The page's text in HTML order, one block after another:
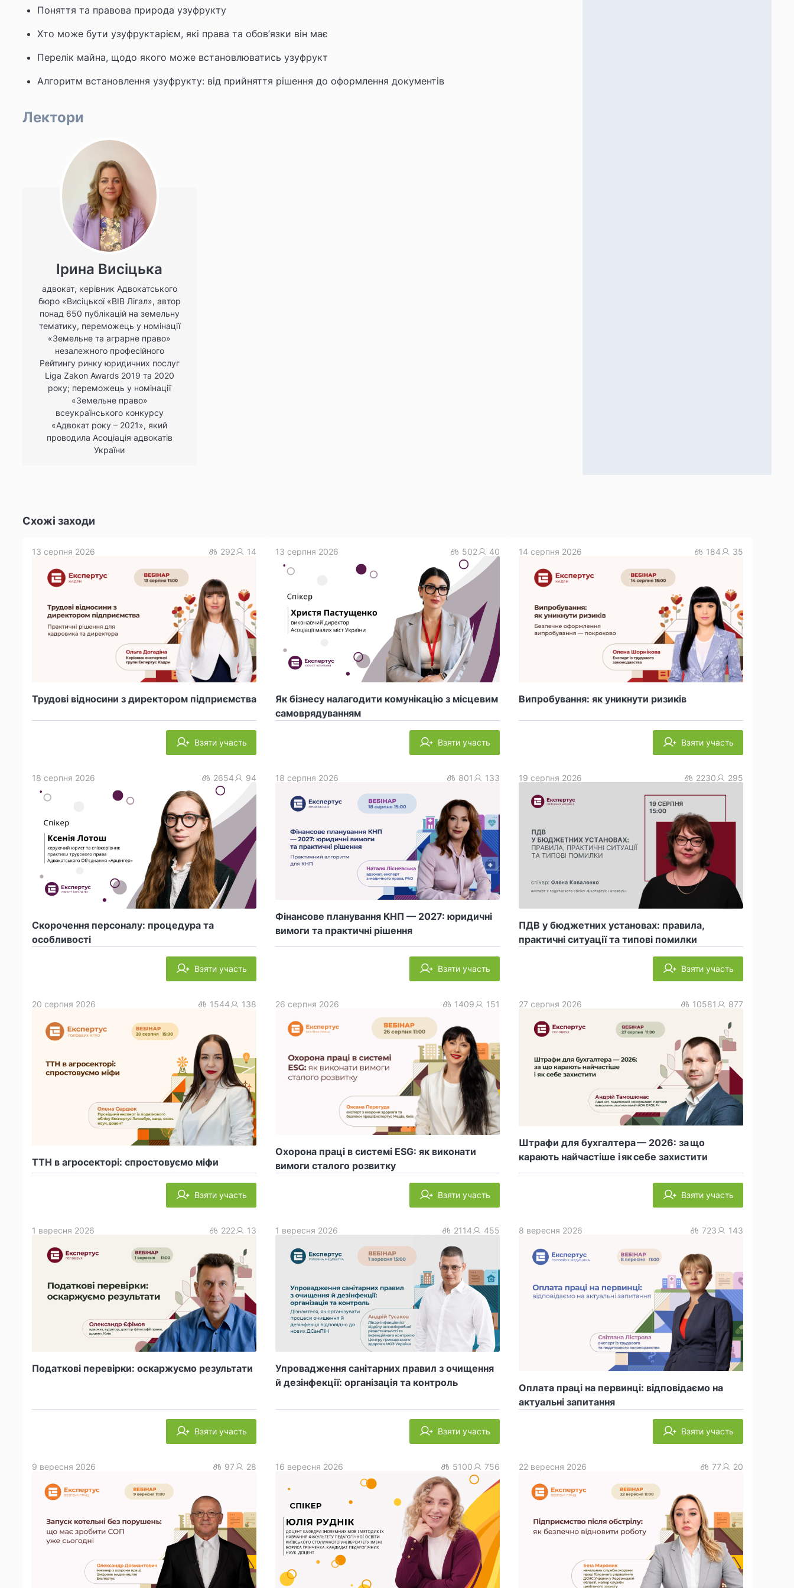
Поняття та правова природа узуфрукту
Хто може бути узуфруктарієм, які права та обов’язки він має
Перелік майна, щодо якого може встановлюватись узуфрукт
Алгоритм встановлення узуфрукту: від прийняття рішення до оформлення документів
Лектори
Ірина Висіцька
адвокат, керівник Адвокатського
бюро «Висіцької «ВІВ Лігал», автор
понад 650 публікацій на земельну
тематику, переможець у номінації
«Земельне та аграрне право»
незалежного професійного
Рейтингу ринку юридичних послуг
Liga Zakon Awards 2019 та 2020
року; переможець у номінації
«Земельне право»
всеукраїнського конкурсу
«Адвокат року – 2021», який
проводила Асоціація адвокатів
України
Схожі заходи
Трудові відносини з директором підприємства
13 серпня 2026 292 14
Взяти участь
Як бізнесу налагодити комунікацію з місцевим
самоврядуванням
13 серпня 2026 502 40
Взяти участь
Випробування: як уникнути ризиків
14 серпня 2026 184 35
Взяти участь
Скорочення персоналу: процедура та
особливості
18 серпня 2026 2654 94
Взяти участь
Фінансове планування КНП — 2027: юридичні
вимоги та практичні рішення
18 серпня 2026 801 133
Взяти участь
ПДВ у бюджетних установах: правила,
практичні ситуації та типові помилки
19 серпня 2026 2230 295
Взяти участь
ТТН в агросекторі: спростовуємо міфи
20 серпня 2026 1544 138
Взяти участь
Охорона праці в системі ESG: як виконати
вимоги сталого розвитку
26 серпня 2026 1409 151
Взяти участь
Штрафи для бухгалтера — 2026: за що
карають найчастіше і як себе захистити
27 серпня 2026 10581 877
Взяти участь
Податкові перевірки: оскаржуємо результати
1 вересня 2026 222 13
Взяти участь
Упровадження санітарних правил з очищення
й дезінфекції: організація та контроль
1 вересня 2026 2114 455
Взяти участь
Оплата праці на первинці: відповідаємо на
актуальні запитання
8 вересня 2026 723 143
Взяти участь
9 вересня 2026 97 28 16 вересня 2026 5100 756 22 вересня 2026 77 20